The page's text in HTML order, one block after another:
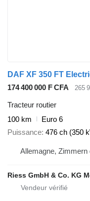
DAF XF 350 FT
174 400 000 F CFA
265
Tracteur routier
100 km
Euro 6
Puissance 476 ch (350
Allemagne, Zimmern